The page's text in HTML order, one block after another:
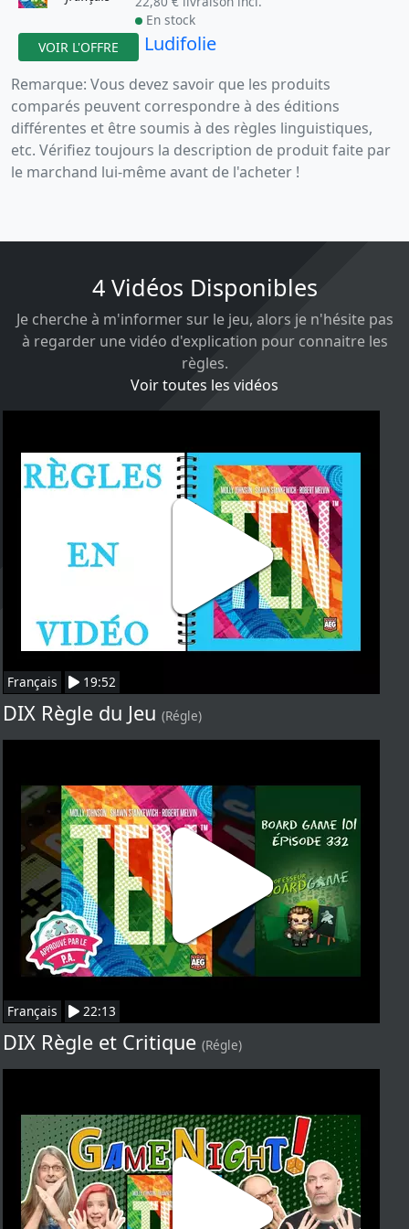
En stock
VOIR L'OFFRE
Ludifolie
Remarque: Vous devez savoir que les produits
comparés peuvent correspondre à des éditions
différentes et être soumis à des règles linguistiques,
etc. Vérifiez toujours la description de produit faite par
le marchand lui-même avant de l'acheter !
4 Vidéos Disponibles
Je cherche à m'informer sur le jeu, alors je n'hésite pas
à regarder une vidéo d'explication pour connaitre les
règles.
Voir toutes les vidéos
Français 19:52
DIX Règle du Jeu (Régle)
Français 22:13
DIX Règle et Critique (Régle)